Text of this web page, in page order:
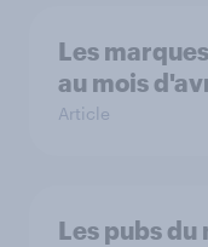
Les
au mois
Article
Les pubs du